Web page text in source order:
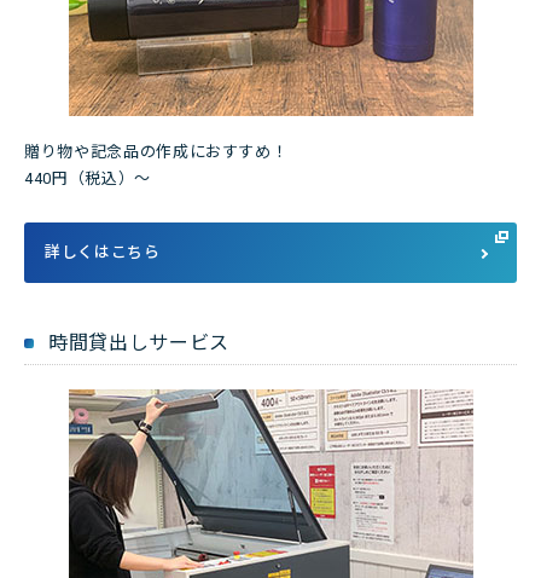
贈り物や記念品の作成におすすめ！
440円（税込）～
詳しくはこちら
時間貸出しサービス